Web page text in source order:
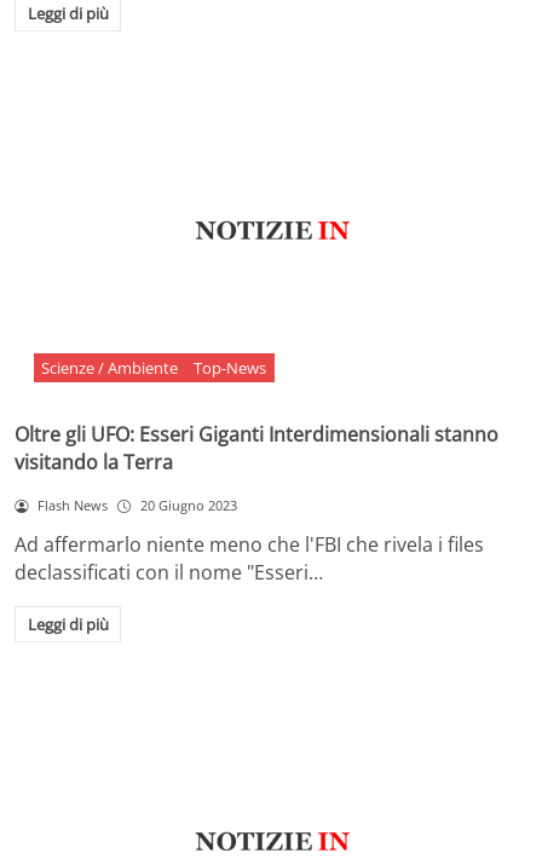
Leggi di più
Scienze / Ambiente Top-News
Oltre gli UFO: Esseri Giganti Interdimensionali stanno
visitando la Terra
Flash News 20 Giugno 2023
Ad affermarlo niente meno che l'FBI che rivela i files
declassificati con il nome "Esseri…
Leggi di più